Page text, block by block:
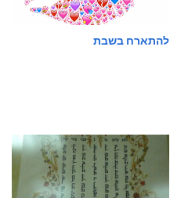
להתארח בשבת